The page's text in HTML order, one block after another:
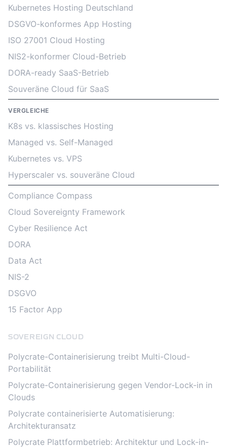
Kubernetes Hosting Deutschland
DSGVO-konformes App Hosting
ISO 27001 Cloud Hosting
NIS2-konformer Cloud-Betrieb
DORA-ready SaaS-Betrieb
Souveräne Cloud für SaaS
VERGLEICHE
K8s vs. klassisches Hosting
Managed vs. Self-Managed
Kubernetes vs. VPS
Hyperscaler vs. souveräne Cloud
Compliance Compass
Cloud Sovereignty Framework
Cyber Resilience Act
DORA
Data Act
NIS-2
DSGVO
15 Factor App
SOVEREIGN CLOUD
Polycrate-Containerisierung treibt Multi-Cloud-
Portabilität
Polycrate-Containerisierung gegen Vendor-Lock-in in
Clouds
Polycrate containerisierte Automatisierung:
Architekturansatz
Polycrate Plattformbetrieb: Architektur und Lock-in-